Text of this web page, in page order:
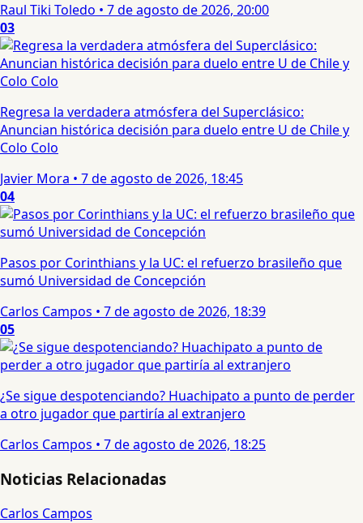
Raul Tiki Toledo • 7 de agosto de 2026, 20:00
03
Regresa la verdadera atmósfera del Superclásico:
Anuncian histórica decisión para duelo entre U de Chile y
Colo Colo
Javier Mora • 7 de agosto de 2026, 18:45
04
Pasos por Corinthians y la UC: el refuerzo brasileño que
sumó Universidad de Concepción
Carlos Campos • 7 de agosto de 2026, 18:39
05
¿Se sigue despotenciando? Huachipato a punto de perder
a otro jugador que partiría al extranjero
Carlos Campos • 7 de agosto de 2026, 18:25
Noticias Relacionadas
Carlos Campos